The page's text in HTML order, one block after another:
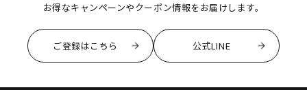
お得なキャンペーンやクーポン情報をお届けします。
ご登録はこちら 公式LINE